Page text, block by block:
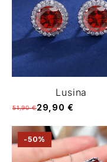
Lusina
51,90 €29,90 €
-50%